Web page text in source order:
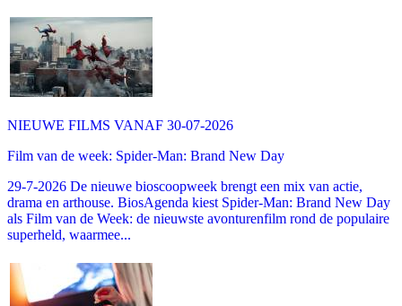
NIEUWE FILMS VANAF 30-07-2026
Film van de week: Spider-Man: Brand New Day
29-7-2026 De nieuwe bioscoopweek brengt een mix van actie,
drama en arthouse. BiosAgenda kiest Spider-Man: Brand New Day
als Film van de Week: de nieuwste avonturenfilm rond de populaire
superheld, waarmee...